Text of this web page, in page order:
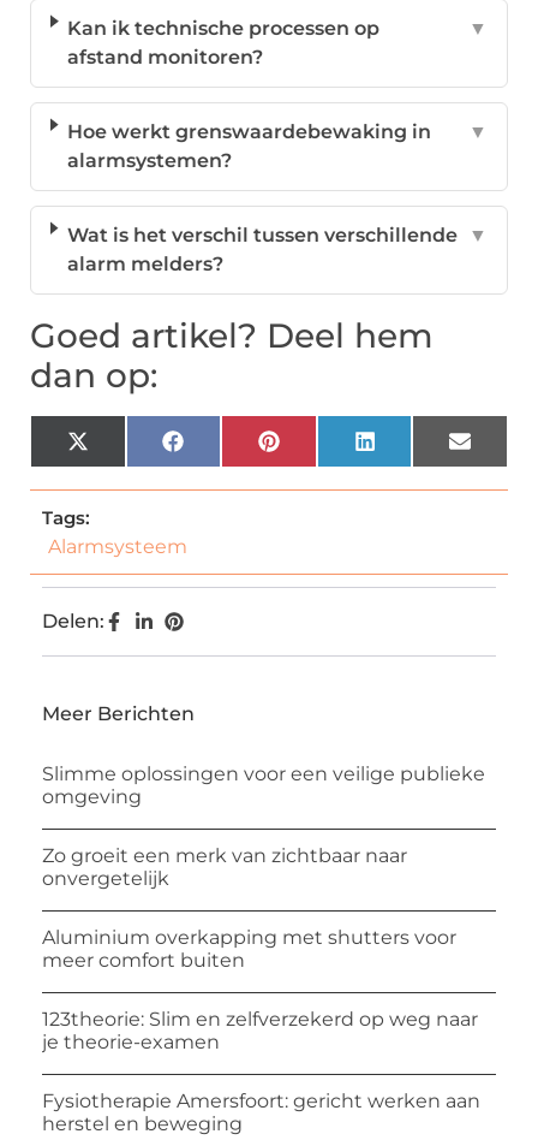
Kan ik technische processen op
afstand monitoren?
▼
Hoe werkt grenswaardebewaking in
alarmsystemen?
▼
Wat is het verschil tussen verschillende
alarm melders?
▼
Goed artikel? Deel hem
dan op:
X
(Twitter)
FacebookPinterestLinkedIn Email
Tags:
Alarmsysteem
Delen:
Meer Berichten
Slimme oplossingen voor een veilige publieke
omgeving
Zo groeit een merk van zichtbaar naar
onvergetelijk
Aluminium overkapping met shutters voor
meer comfort buiten
123theorie: Slim en zelfverzekerd op weg naar
je theorie-examen
Fysiotherapie Amersfoort: gericht werken aan
herstel en beweging